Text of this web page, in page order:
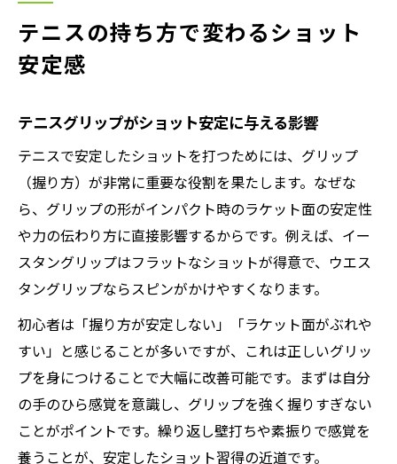
初心者にも分かる握り方のコツまとめ
テニス初心者が押さえる握り方の基本ポイ
テニスグリップの種類と初心者の選び方
テニスラケット持ち方を分かりやすく解説
テニスグリップ初心者が失敗しないコツ
イースタングリップの基礎と握り方の特徴
手の感覚を活かすテニスグリップ基礎
テニスで手のひら感覚を活かす持ち方の秘
自然なテニスグリップと指の間隔のポイン
ト
テニスで軽く握ることが安定に繋がる理由
初心者も実践できるテニスの持ち方基礎
コンチネンタルグリップの特徴と活用法
テニスの持ち方で変わるショット
安定感
テニスグリップがショット安定に与える影響
テニスで安定したショットを打つためには、グリップ
（握り方）が非常に重要な役割を果たします。なぜな
ら、グリップの形がインパクト時のラケット面の安定性
や力の伝わり方に直接影響するからです。例えば、イー
スタングリップはフラットなショットが得意で、ウエス
タングリップならスピンがかけやすくなります。
初心者は「握り方が安定しない」「ラケット面がぶれや
すい」と感じることが多いですが、これは正しいグリッ
プを身につけることで大幅に改善可能です。まずは自分
の手のひら感覚を意識し、グリップを強く握りすぎない
ことがポイントです。繰り返し壁打ちや素振りで感覚を
養うことが、安定したショット習得の近道です。